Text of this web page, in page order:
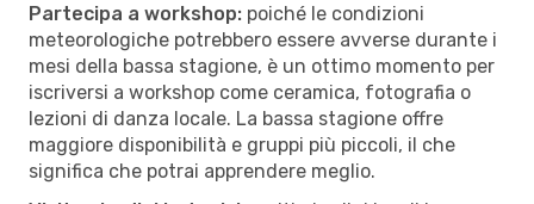
Partecipa a workshop: poiché le condizioni
meteorologiche potrebbero essere avverse durante i
mesi della bassa stagione, è un ottimo momento per
iscriversi a workshop come ceramica, fotografia o
lezioni di danza locale. La bassa stagione offre
maggiore disponibilità e gruppi più piccoli, il che
significa che potrai apprendere meglio.